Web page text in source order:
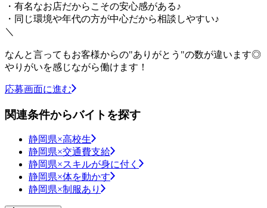
・有名なお店だからこその安心感がある♪
・同じ環境や年代の方が中心だから相談しやすい♪
＼
なんと言ってもお客様からの"ありがとう"の数が違います◎
やりがいを感じながら働けます！
応募画面に進む
関連条件からバイトを探す
静岡県×高校生
静岡県×交通費支給
静岡県×スキルが身に付く
静岡県×体を動かす
静岡県×制服あり